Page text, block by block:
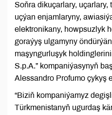
Soňra dikuçarlary, uçarlary,
uçýan enjamlaryny,
elektronikany, howpsuzlyk
goraýyş ulgamyny
maşyngurluşyk
S.p.A.” kompaniýasynyň
Alessandro Profumo çykyş
“Biziň kompaniýamyz
Türkmenistanyň ugurdaş